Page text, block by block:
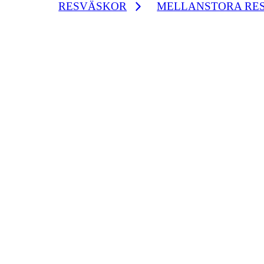
RESVÄSKOR MELLANSTORA